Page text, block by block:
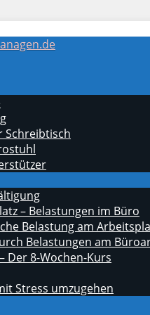
Schreibtisch
– Belastungen im Büro
Belastung am
Belastungen am
Der 8-Wochen-Kurs
Stress umzugehen